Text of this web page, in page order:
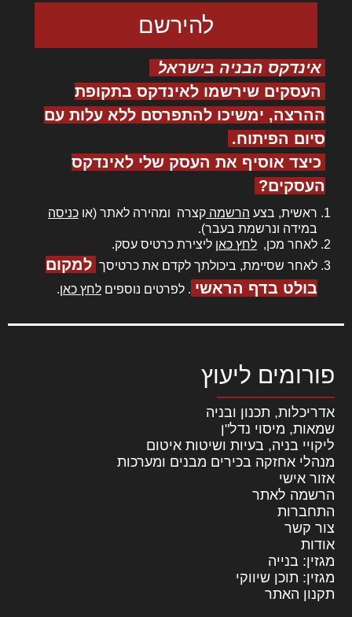
אינדקס הבניה בישראל
העסקים שירשמו לאינדקס בתקופת
ההרצה, ימשיכו להתפרסם ללא עלות עם
סיום הפיתוח.
כיצד אוסיף את העסק שלי לאינדקס
העסקים?
ראשית, בצע הרשמה קצרה ומהירה לאתר (או כניסה
במידה ונרשמת בעבר).
לאחר מכן, לחץ כאן ליצירת כרטיס עסק.
לאחר שסיימת, ביכולתך לקדם את כרטיסך למקום
בולט בדף הראשי . לפרטים נוספים לחץ כאן.
פורומים ליעוץ
אדריכלות, תכנון ובניה
שמאות, מיסוי נדל"ן
ליקויי בניה, בעיות ושיטות איטום
מנהלי אחזקה בכירים מבנים ומערכות
אזור אישי
הרשמה לאתר
התחברות
צור קשר
אודות
מגזין: בנייה
מגזין: תוכן שיווקי
תקנון האתר